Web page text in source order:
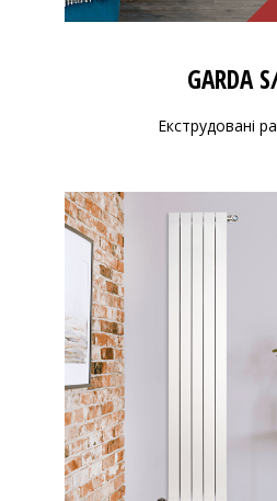
GARDA
Екструдовані